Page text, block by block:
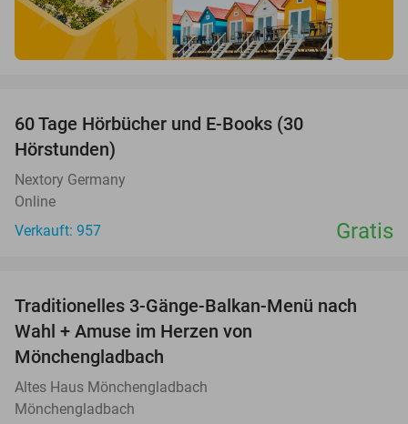
60 Tage Hörbücher und E-Books (30
Hörstunden)
Nextory Germany
Online
Verkauft: 957
Gratis
48%
Traditionelles 3-Gänge-Balkan-Menü nach
Wahl + Amuse im Herzen von
Mönchengladbach
Altes Haus Mönchengladbach
Mönchengladbach